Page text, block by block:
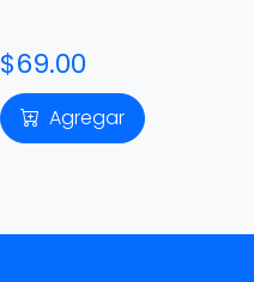
$69.00
Agregar